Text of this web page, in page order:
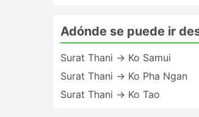
Adónde se puede ir
Surat Thani → Ko Samui
Surat Thani → Ko Pha Ngan
Surat Thani → Ko Tao